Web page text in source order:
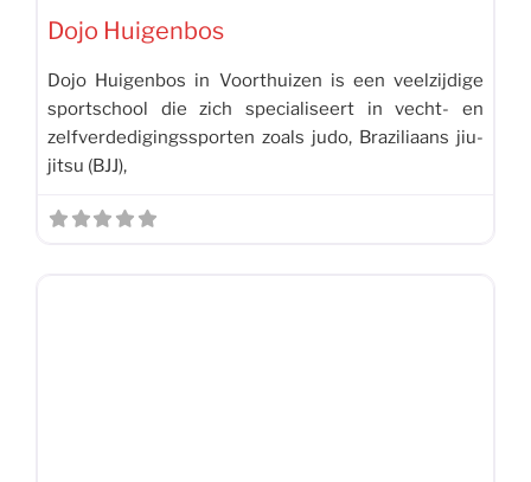
Dojo Huigenbos
Dojo Huigenbos in Voorthuizen is een veelzijdige
sportschool die zich specialiseert in vecht- en
zelfverdedigingssporten zoals judo, Braziliaans jiu-
jitsu (BJJ),